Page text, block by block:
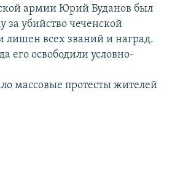
армии Юрий Буданов был
за убийство чеченской
лишен всех званий и наград.
его освободили условно-
массовые протесты жителей